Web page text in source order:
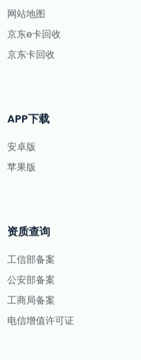
网站地图
京东e卡回收
京东卡回收
APP下载
安卓版
苹果版
资质查询
工信部备案
公安部备案
工商局备案
电信增值许可证